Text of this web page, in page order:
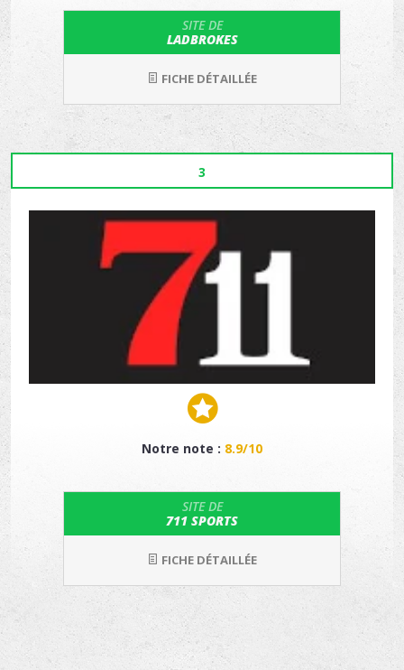
SITE DE
LADBROKES
FICHE DÉTAILLÉE
3
Notre note : 8.9/10
SITE DE
711 SPORTS
FICHE DÉTAILLÉE